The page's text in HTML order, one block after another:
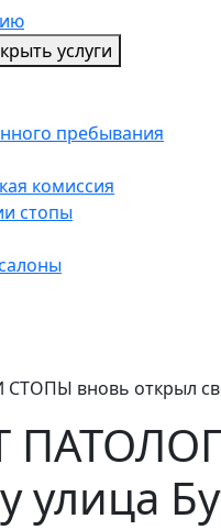
услуги
пребывания
комиссия
стопы
вновь открыл
улица